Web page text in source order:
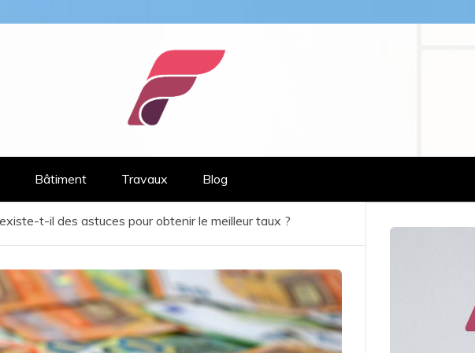
Bâtiment Travaux Blog
t-il des astuces pour obtenir le meilleur taux ?